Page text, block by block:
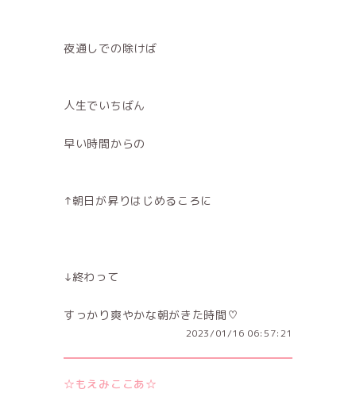
夜通しでの除けば
人生でいちばん
早い時間からの
↑朝日が昇りはじめるころに
↓終わって
すっかり爽やかな朝がきた時間♡
2023/01/16 06:57:21
☆もえみここあ☆